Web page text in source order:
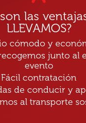
las
LLEVAMOS?
cómodo y
junto al
evento
Fácil contratación
de conducir y
al transporte